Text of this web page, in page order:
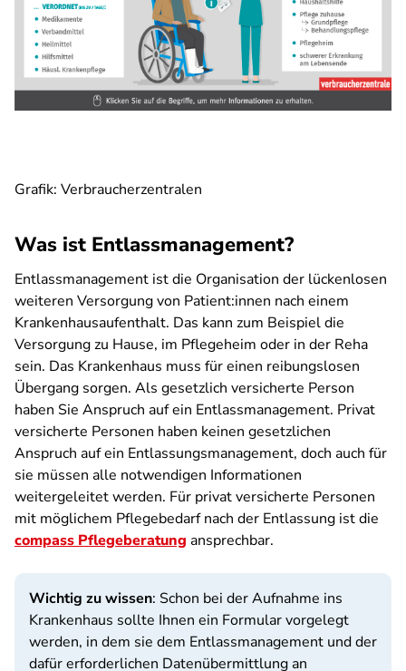
Grafik: Verbraucherzentralen
Was ist Entlassmanagement?
Entlassmanagement ist die Organisation der lückenlosen
weiteren Versorgung von Patient:innen nach einem
Krankenhausaufenthalt. Das kann zum Beispiel die
Versorgung zu Hause, im Pflegeheim oder in der Reha
sein. Das Krankenhaus muss für einen reibungslosen
Übergang sorgen. Als gesetzlich versicherte Person
haben Sie Anspruch auf ein Entlassmanagement. Privat
versicherte Personen haben keinen gesetzlichen
Anspruch auf ein Entlassungsmanagement, doch auch für
sie müssen alle notwendigen Informationen
weitergeleitet werden. Für privat versicherte Personen
mit möglichem Pflegebedarf nach der Entlassung ist die
compass Pflegeberatung ansprechbar.
Wichtig zu wissen: Schon bei der Aufnahme ins
Krankenhaus sollte Ihnen ein Formular vorgelegt
werden, in dem sie dem Entlassmanagement und der
dafür erforderlichen Datenübermittlung an